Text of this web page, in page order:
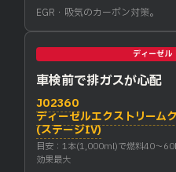
EGR・吸気のカーボン対策。
ディーゼル
車検前で排ガスが心配
J02360
ディーゼルエクストリーム
(ステージIV)
目安：1本(1,000ml)で燃料40〜
効果最大